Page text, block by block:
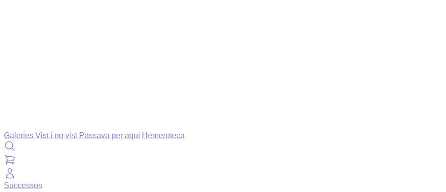
Galeries Vist i no vist Passava per aquí Hemeroteca
Successos